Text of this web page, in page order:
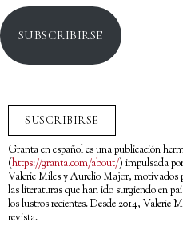
SUBSCRIBIRSE
SUSCRIBIRSE
Granta en español es una publicación
(https://granta.com/about/) impulsada
Valerie Miles y Aurelio Major, motivados
las literaturas que han ido surgiendo en
los lustros recientes. Desde 2014, Valerie
revista.